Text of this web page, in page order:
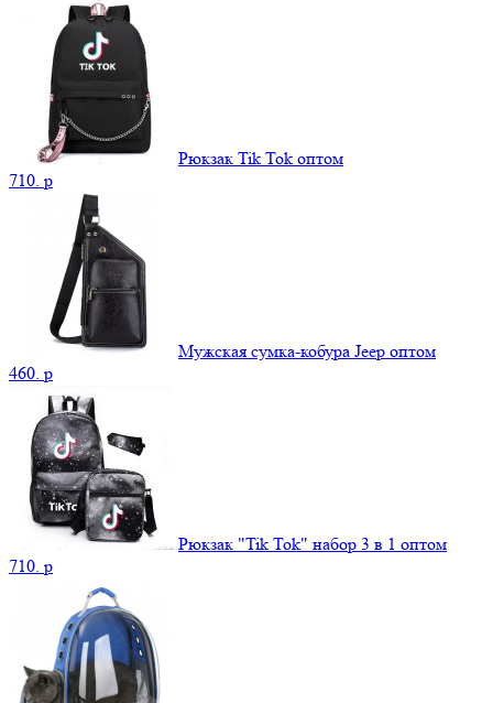
Рюкзак Tik Tok оптом
710. p
Мужская сумка-кобура Jeep оптом
460. p
Рюкзак "Tik Tok" набор 3 в 1 оптом
710. p